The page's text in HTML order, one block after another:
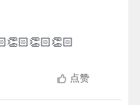
点赞